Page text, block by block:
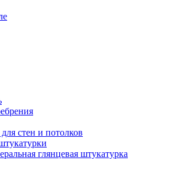
стен и потолков
глянцевая штукатурка